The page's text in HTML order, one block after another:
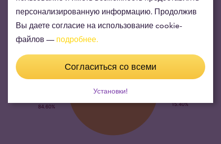
персонализированную информацию. Продолжив
Вы даете согласие на использование cookie-
файлов — подробнее.
Согласиться со всеми
Установки!